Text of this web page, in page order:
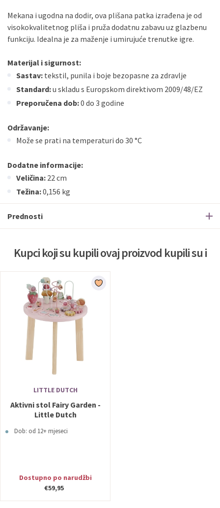
Mekana i ugodna na dodir, ova plišana patka izrađena je od
visokokvalitetnog pliša i pruža dodatnu zabavu uz glazbenu
funkciju. Idealna je za maženje i umirujuće trenutke igre.
Materijal i sigurnost:
Sastav: tekstil, punila i boje bezopasne za zdravlje
Standard:u skladu s Europskom direktivom 2009/48/EZ
Preporučena dob:0 do 3 godine
Održavanje:
Može se prati na temperaturi do 30 °C
Dodatne informacije:
Veličina: 22 cm
Težina:0,156 kg
Prednosti
Kupci koji su kupili ovaj proizvod kupili su i
LITTLE DUTCH
Aktivni stol Fairy Garden -
Little Dutch
Dob: od 12+ mjeseci
Dostupno po narudžbi
€59,95